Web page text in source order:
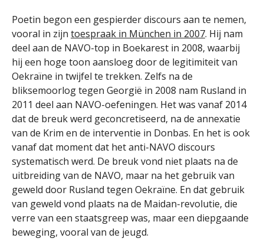
Poetin begon een gespierder discours aan te nemen,
vooral in zijn toespraak in München in 2007. Hij nam
deel aan de NAVO-top in Boekarest in 2008, waarbij
hij een hoge toon aansloeg door de legitimiteit van
Oekraïne in twijfel te trekken. Zelfs na de
bliksemoorlog tegen Georgië in 2008 nam Rusland in
2011 deel aan NAVO-oefeningen. Het was vanaf 2014
dat de breuk werd geconcretiseerd, na de annexatie
van de Krim en de interventie in Donbas. En het is ook
vanaf dat moment dat het anti-NAVO discours
systematisch werd. De breuk vond niet plaats na de
uitbreiding van de NAVO, maar na het gebruik van
geweld door Rusland tegen Oekraïne. En dat gebruik
van geweld vond plaats na de Maidan-revolutie, die
verre van een staatsgreep was, maar een diepgaande
beweging, vooral van de jeugd.